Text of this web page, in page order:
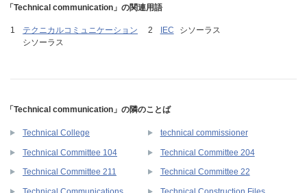
「Technical communication」の関連用語
テクニカルコミュニケーション
シソーラス
IEC シソーラス
「Technical communication」の隣のことば
Technical College technical commissioner
Technical Committee 104 Technical Committee 204
Technical Committee 211 Technical Committee 22